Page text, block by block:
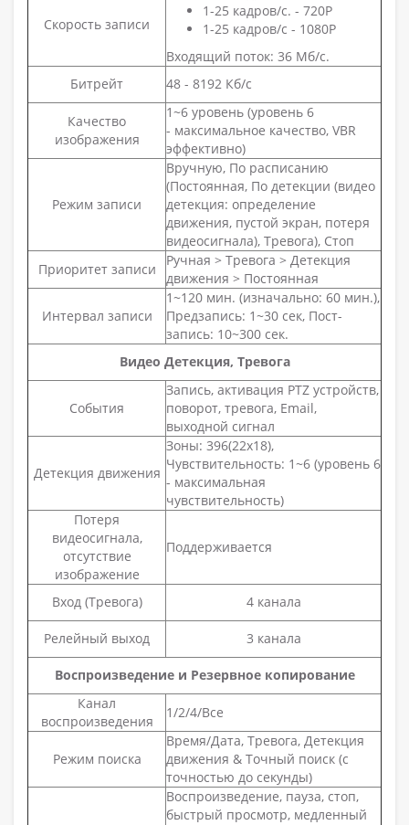
Скорость записи
1-25 кадров/с. - 720P
1-25 кадров/с - 1080P
Входящий поток: 36 Мб/с.
Битрейт
48 - 8192 Кб/с
Качество
изображения
1~6 уровень (уровень 6
- максимальное качество, VBR
эффективно)
Режим записи
Вручную, По расписанию
(Постоянная, По детекции (видео
детекция: определение
движения, пустой экран, потеря
видеосигнала), Тревога), Стоп
Приоритет записи
Ручная > Тревога > Детекция
движения > Постоянная
Интервал записи
1~120 мин. (изначально: 60 мин.),
Предзапись: 1~30 сек, Пост-
запись: 10~300 сек.
Видео Детекция, Тревога
События
Запись, активация PTZ устройств,
поворот, тревога, Email,
выходной сигнал
Детекция движения
Зоны: 396(22x18),
Чувствительность: 1~6 (уровень 6
- максимальная
чувствительность)
Потеря
видеосигнала,
отсутствие
изображение
Поддерживается
Вход (Тревога) 4 канала
Релейный выход 3 канала
Воспроизведение и Резервное копирование
Канал
воспроизведения
1/2/4/Все
Режим поиска
Время/Дата, Тревога, Детекция
движения & Точный поиск (с
точностью до секунды)
Воспроизведение, пауза, стоп,
быстрый просмотр, медленный